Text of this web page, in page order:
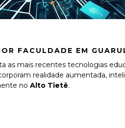
FACULDADE EM
as mais recentes tecnologias
realidade aumentada,
no Alto Tietê.